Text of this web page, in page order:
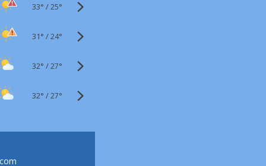
33° /25°
31° /24°
32° /27°
32° /27°